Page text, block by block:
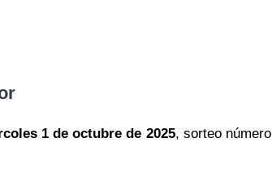
1 de octubre de 2025, sorteo número